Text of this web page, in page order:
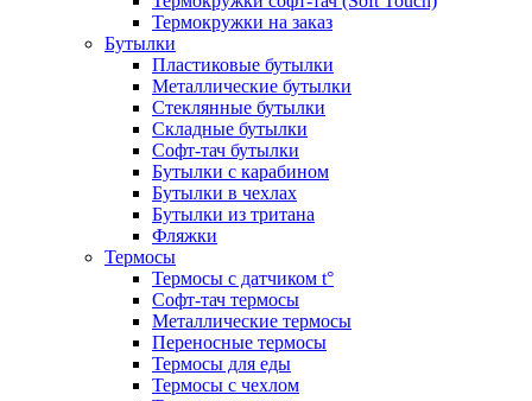
Термокружки на заказ
Бутылки
Пластиковые бутылки
Металлические бутылки
Стеклянные бутылки
Складные бутылки
Софт-тач бутылки
Бутылки с карабином
Бутылки в чехлах
Бутылки из тритана
Фляжки
Термосы
Термосы с датчиком t°
Софт-тач термосы
Металлические термосы
Переносные термосы
Термосы для еды
Термосы с чехлом